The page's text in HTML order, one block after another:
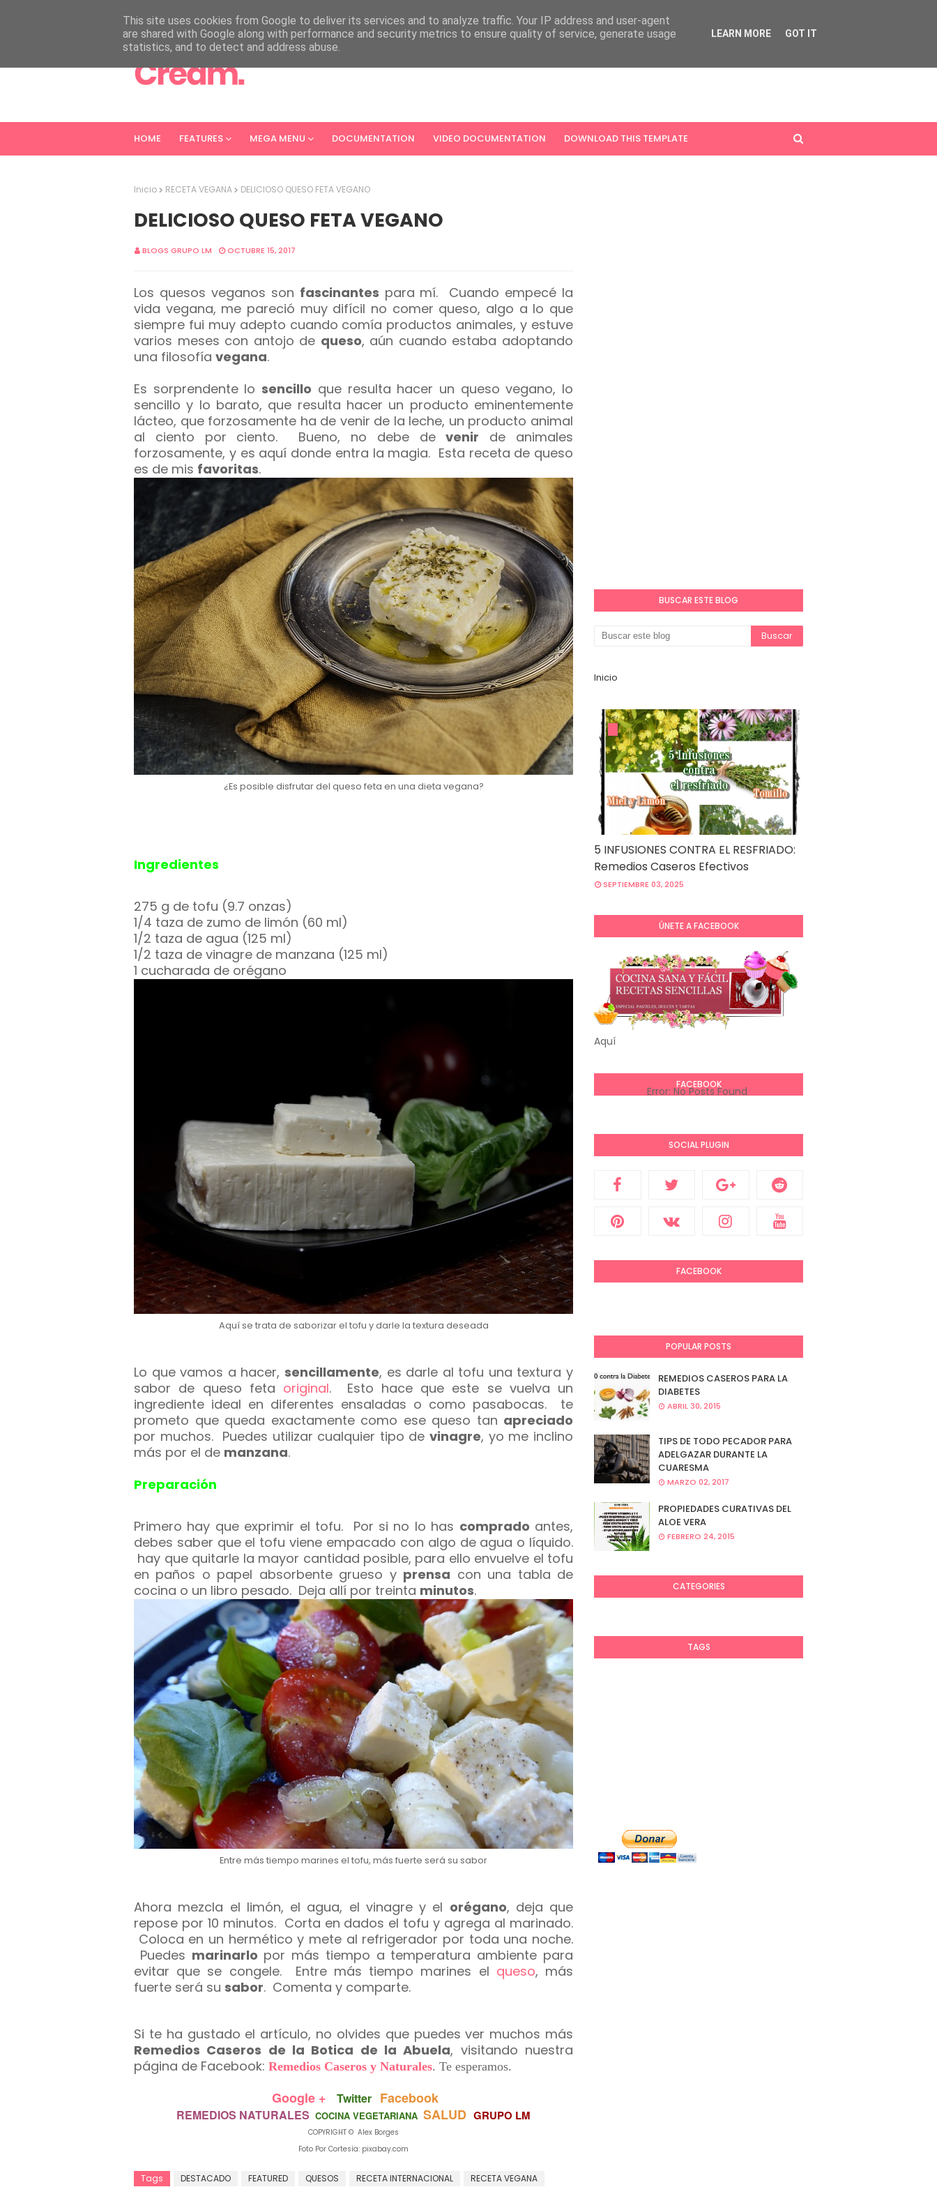
HOME FEATURES MEGA MENU DOCUMENTATION VIDEO DOCUMENTATION DOWNLOAD THIS TEMPLATE
Inicio RECETA VEGANA DELICIOSO QUESO FETA VEGANO
DELICIOSO QUESO FETA VEGANO
BLOGS GRUPO LM OCTUBRE 15, 2017
Los quesos veganos son fascinantes para mí. Cuando empecé la
vida vegana, me pareció muy difícil no comer queso, algo a lo que
siempre fui muy adepto cuando comía productos animales, y estuve
varios meses con antojo de queso, aún cuando estaba adoptando
una filosofía vegana.
Es sorprendente losencillo que resulta hacer un queso vegano, lo
sencillo y lo barato, que resulta hacer un producto eminentemente
lácteo, que forzosamente ha de venir de la leche, un producto animal
al ciento por ciento. Bueno, no debe devenir de animales
forzosamente, y es aquí donde entra la magia. Esta receta de queso
es de mis favoritas.
¿Es posible disfrutar del queso feta en una dieta vegana?
Ingredientes
275 g de tofu (9.7 onzas)
1/4 taza de zumo de limón (60 ml)
1/2 taza de agua (125 ml)
1/2 taza de vinagre de manzana (125 ml)
1 cucharada de orégano
Aquí se trata de saborizar el tofu y darle la textura deseada
Lo que vamos a hacer, sencillamente, es darle al tofu una textura y
sabor de queso feta original. Esto hace que este se vuelva un
ingrediente ideal en diferentes ensaladas o como pasabocas. te
prometo que queda exactamente como ese queso tan apreciado
por muchos. Puedes utilizar cualquier tipo devinagre, yo me inclino
más por el de manzana.
Preparación
Primero hay que exprimir el tofu. Por si no lo has comprado antes,
debes saber que el tofu viene empacado con algo de agua o líquido.
hay que quitarle la mayor cantidad posible, para ello envuelve el tofu
en paños o papel absorbente grueso y prensa con una tabla de
cocina o un libro pesado. Deja allí por treinta minutos.
Entre más tiempo marines el tofu, más fuerte será su sabor
Ahora mezcla el limón, el agua, el vinagre y el orégano, deja que
repose por 10 minutos. Corta en dados el tofu y agrega al marinado.
Coloca en un hermético y mete al refrigerador por toda una noche.
Puedes marinarlo por más tiempo a temperatura ambiente para
evitar que se congele. Entre más tiempo marines el queso, más
fuerte será su sabor. Comenta y comparte.
Si te ha gustado el artículo, no olvides que puedes ver muchos más
Remedios Caseros de la Botica de la Abuela, visitando nuestra
página de Facebook: Remedios Caseros y Naturales. Te esperamos.
Google + Twitter Facebook
REMEDIOS NATURALES COCINA VEGETARIANA SALUD GRUPO LM
COPYRIGHT © Alex Borges
Foto Por Cortesía: pixabay.com
Tags DESTACADO FEATURED QUESOS RECETA INTERNACIONAL RECETA VEGANA
BUSCAR ESTE BLOG
Inicio
5 INFUSIONES CONTRA EL RESFRIADO:
Remedios Caseros Efectivos
SEPTIEMBRE 03, 2025
ÚNETE A FACEBOOK
Aquí
FACEBOOK
Error: No Posts Found
SOCIAL PLUGIN
FACEBOOK
POPULAR POSTS
REMEDIOS CASEROS PARA LA
DIABETES
ABRIL 30, 2015
TIPS DE TODO PECADOR PARA
ADELGAZAR DURANTE LA
CUARESMA
MARZO 02, 2017
PROPIEDADES CURATIVAS DEL
ALOE VERA
FEBRERO 24, 2015
CATEGORIES
TAGS
This site uses cookies from Google to deliver its services and to analyze traffic. Your IP address and user-agent
are shared with Google along with performance and security metrics to ensure quality of service, generate usage
statistics, and to detect and address abuse.
LEARN MORE GOT IT